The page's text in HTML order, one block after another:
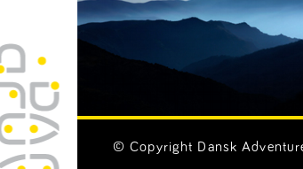
© Copyright Dansk